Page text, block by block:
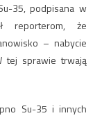
35, podpisana w
reporterom, że
– nabycie
tej sprawie trwają
Su-35 i innych